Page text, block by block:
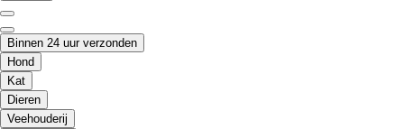
Binnen 24 uur verzonden
Hond
Kat
Dieren
Veehouderij